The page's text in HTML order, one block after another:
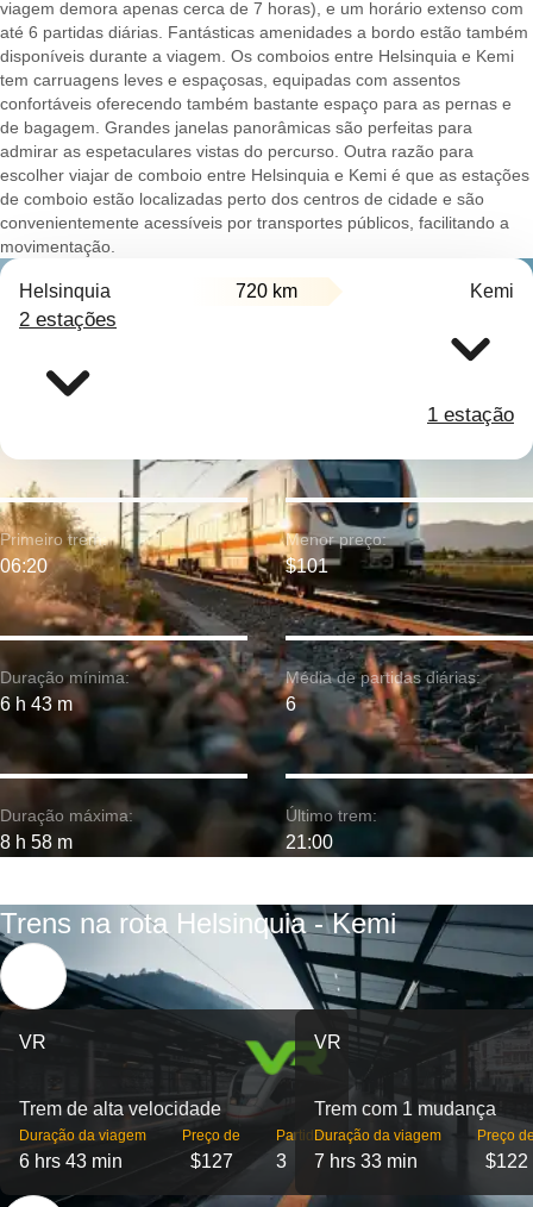
viagem demora apenas cerca de 7 horas), e um horário extenso com
até 6 partidas diárias. Fantásticas amenidades a bordo estão também
disponíveis durante a viagem. Os comboios entre Helsinquia e Kemi
tem carruagens leves e espaçosas, equipadas com assentos
confortáveis oferecendo também bastante espaço para as pernas e
de bagagem. Grandes janelas panorâmicas são perfeitas para
admirar as espetaculares vistas do percurso. Outra razão para
escolher viajar de comboio entre Helsinquia e Kemi é que as estações
de comboio estão localizadas perto dos centros de cidade e são
convenientemente acessíveis por transportes públicos, facilitando a
movimentação.
Helsinquia 720 km Kemi
2 estações
1 estação
Duração mínima:
6 h 43 m
Primeiro trem:
06:20
Duração máxima:
8 h 58 m
Menor preço:
$101
Média de partidas diárias:
6
Último trem:
21:00
Trens na rota Helsinquia - Kemi
VR
Trem de alta velocidade
Duração da viagem
6 hrs 43 min
Preço de
$127
Partidas
3
VR
Trem com 1 mudança
Duração da viagem
7 hrs 33 min
Preço
$122